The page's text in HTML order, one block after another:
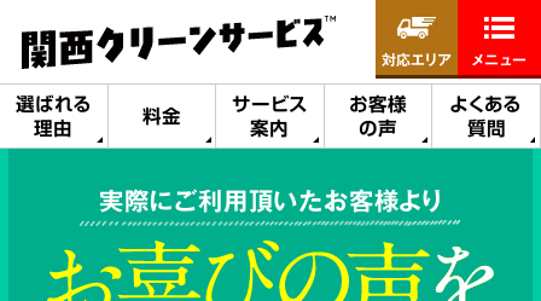
選ばれる
理由
料金
サービス
案内
お客様
の声
よくある
質問
対応エリア メニュー
実際にご利用頂いたお客様より